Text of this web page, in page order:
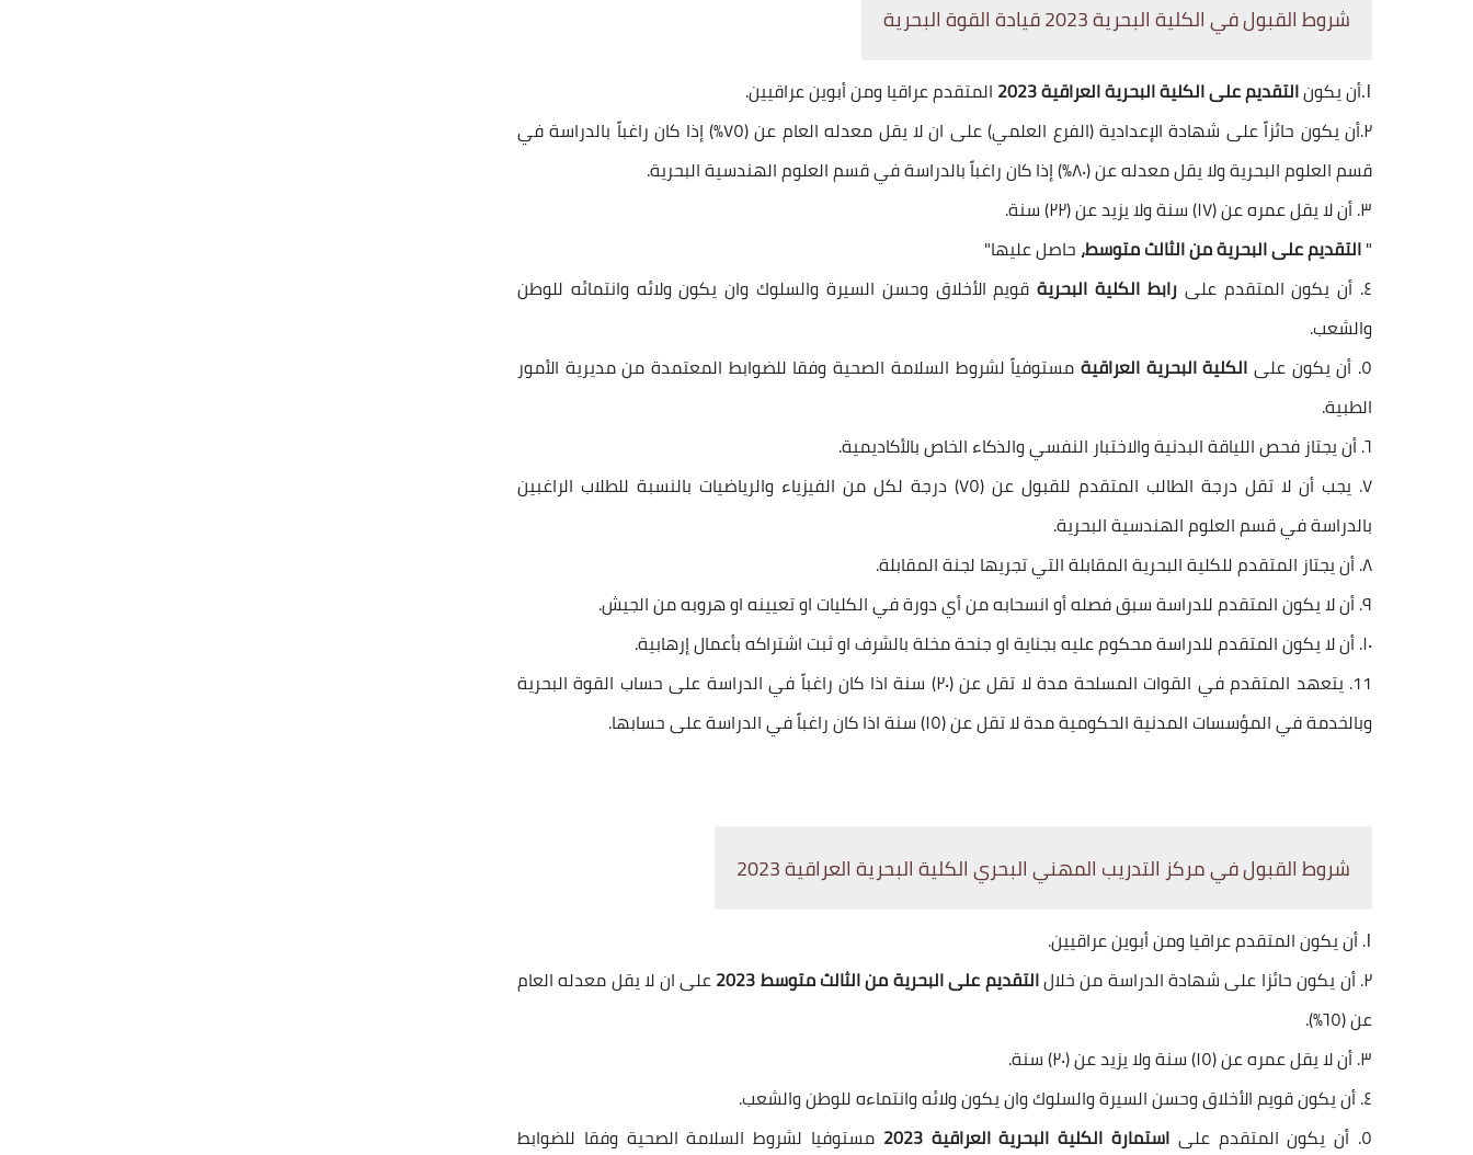
شروط القبول في الكلية البحرية 2023 قيادة القوة البحرية
١. أن يكونالتقديم على الكلية البحرية العراقية 2023
المتقدم عراقيا ومن أبوين عراقيين.
٢.أن يكون حائزاً على شهادة الإعدادية (الفرع العلمي) على ان لا يقل معدله العام عن (٧٥%) إذا كان راغباً بالدراسة في
قسم العلوم البحرية ولا يقل معدله عن (٨٠%) إذا كان راغباً بالدراسة في قسم العلوم الهندسية البحرية.
٣. أن لا يقل عمره عن (١٧) سنة ولا يزيد عن (٢٢) سنة.
"التقديم على البحرية من الثالث متوسط، حاصل عليها"
٤. أن يكون المتقدم على
رابط الكلية البحريةقويم الأخلاق وحسن السيرة والسلوك وان يكون ولائه وانتمائه للوطن
والشعب.
٥. أن يكون على
الكلية البحرية العراقية مستوفياً لشروط السلامة الصحية وفقا للضوابط المعتمدة من مديرية الأمور
الطبية.
٦. أن يجتاز فحص اللياقة البدنية والاختبار النفسي والذكاء الخاص بالأكاديمية.
٧. يجب أن لا تقل درجة الطالب المتقدم للقبول عن (٧٥) درجة لكل من الفيزياء والرياضيات بالنسبة للطلاب الراغبين
بالدراسة في قسم العلوم الهندسية البحرية.
٨. أن يجتاز المتقدم للكلية البحرية المقابلة التي تجريها لجنة المقابلة.
٩. أن لا يكون المتقدم للدراسة سبق فصله أو انسحابه من أي دورة في الكليات او تعيينه او هروبه من الجيش.
١٠. أن لا يكون المتقدم للدراسة محكوم عليه بجناية او جنحة مخلة بالشرف او ثبت اشتراكه بأعمال إرهابية.
11. يتعهد المتقدم في القوات المسلحة مدة لا تقل عن (٢٠) سنة اذا كان راغباً في الدراسة على حساب القوة البحرية
وبالخدمة في المؤسسات المدنية الحكومية مدة لا تقل عن (١٥) سنة اذا كان راغباً في الدراسة
على حسابها.
شروط القبول في مركز التدريب المهني البحري الكلية البحرية العراقية 2023
١. أن يكون المتقدم عراقيا ومن أبوين عراقيين.
٢. أن يكون حائزا على شهادة الدراسة من خلال
التقديم على البحرية من الثالث متوسط 2023
على ان لا يقل معدله العام
عن (٦٥%).
٣. أن لا يقل عمره عن (١٥) سنة ولا يزيد عن (٢٠) سنة.
٤. أن يكون قويم الأخلاق وحسن السيرة والسلوك وان يكون ولائه وانتماءه للوطن والشعب.
٥. أن يكون المتقدم على
استمارة الكلية البحرية العراقية 2023
مستوفيا لشروط السلامة الصحية وفقا للضوابط